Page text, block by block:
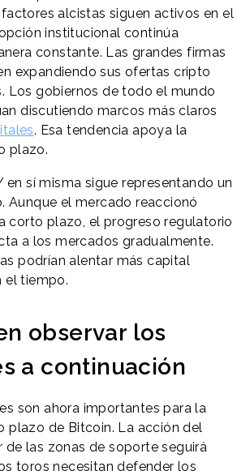
alcistas siguen activos en el
institucional continúa
constante. Las grandes firmas
expandiendo sus ofertas cripto
Los gobiernos de todo el mundo
discutiendo marcos más claros
. Esa tendencia apoya la
plazo.
en sí misma sigue representando un
Aunque el mercado reaccionó
corto plazo, el progreso regulatorio
a los mercados gradualmente.
podrían alentar más capital
el tiempo.
observar los
a continuación
son ahora importantes para la
plazo de Bitcoin. La acción del
de las zonas de soporte seguirá
toros necesitan defender los